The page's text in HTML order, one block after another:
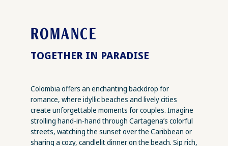
ROMANCE
TOGETHER IN PARADISE
Colombia offers an enchanting backdrop for
romance, where idyllic beaches and lively cities
create unforgettable moments for couples. Imagine
strolling hand-in-hand through Cartagena’s colorful
streets, watching the sunset over the Caribbean or
sharing a cozy, candlelit dinner on the beach. Sip rich,